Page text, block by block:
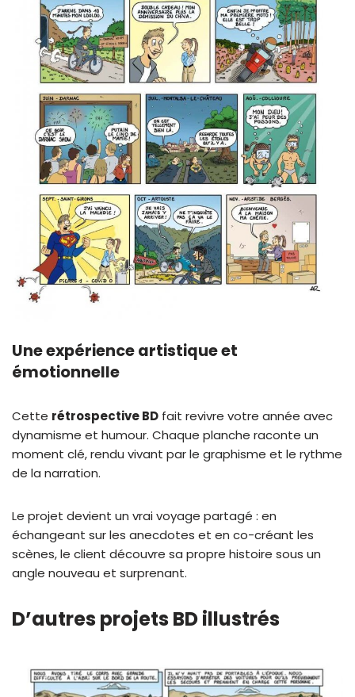
Une expérience artistique et
émotionnelle
Cette rétrospective BD fait revivre votre année avec
dynamisme et humour. Chaque planche raconte un
moment clé, rendu vivant par le graphisme et le rythme
de la narration.
Le projet devient un vrai voyage partagé : en
échangeant sur les anecdotes et en co-créant les
scènes, le client découvre sa propre histoire sous un
angle nouveau et surprenant.
D’autres projets BD illustrés